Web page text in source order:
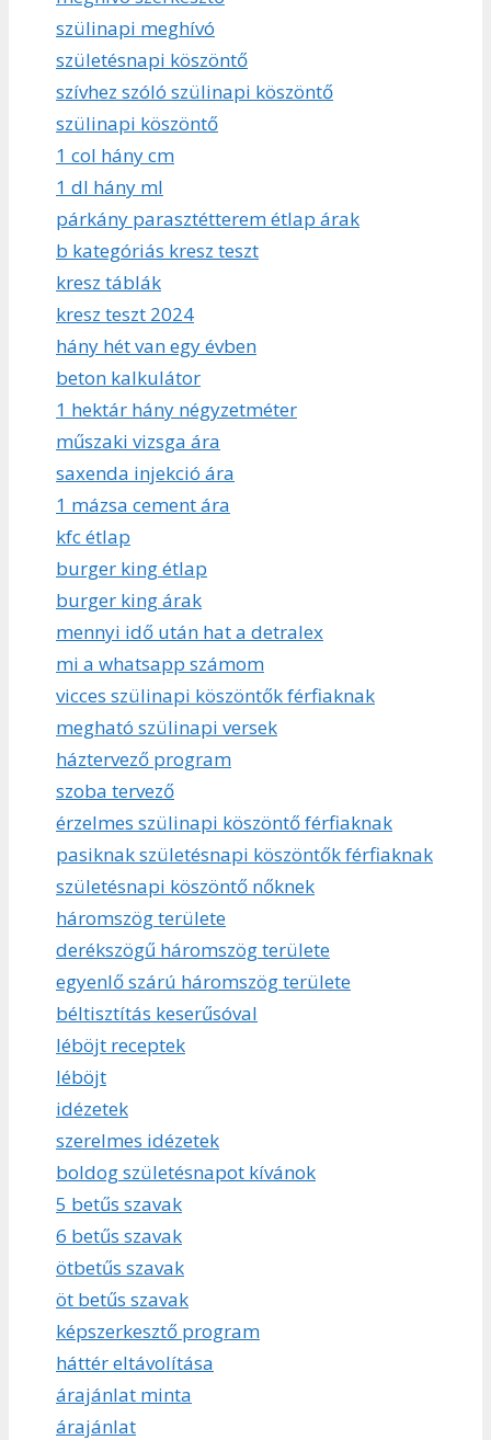
szülinapi meghívó
születésnapi köszöntő
szívhez szóló szülinapi köszöntő
szülinapi köszöntő
1 col hány cm
1 dl hány ml
párkány parasztétterem étlap árak
b kategóriás kresz teszt
kresz táblák
kresz teszt 2024
hány hét van egy évben
beton kalkulátor
1 hektár hány négyzetméter
műszaki vizsga ára
saxenda injekció ára
1 mázsa cement ára
kfc étlap
burger king étlap
burger king árak
mennyi idő után hat a detralex
mi a whatsapp számom
vicces szülinapi köszöntők férfiaknak
megható szülinapi versek
háztervező program
szoba tervező
érzelmes szülinapi köszöntő férfiaknak
pasiknak születésnapi köszöntők férfiaknak
születésnapi köszöntő nőknek
háromszög területe
derékszögű háromszög területe
egyenlő szárú háromszög területe
béltisztítás keserűsóval
léböjt receptek
léböjt
idézetek
szerelmes idézetek
boldog születésnapot kívánok
5 betűs szavak
6 betűs szavak
ötbetűs szavak
öt betűs szavak
képszerkesztő program
háttér eltávolítása
árajánlat minta
árajánlat